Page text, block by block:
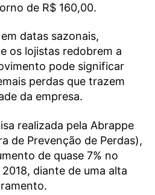
de R$ 160,00.
datas sazonais,
os lojistas redobrem a
pode significar
perdas que trazem
da empresa.
realizada pela Abrappe
de Prevenção de Perdas),
de quase 7% no
diante de uma alta